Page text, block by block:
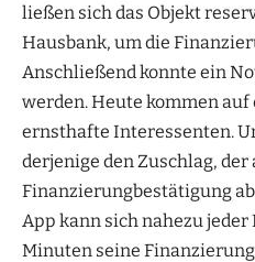
ließen sich das Objekt
Hausbank, um die
Anschließend konnte ein
werden. Heute kommen
ernsthafte Interessenten.
derjenige den Zuschlag, der
Finanzierungbestätigung
App kann sich nahezu
Minuten seine